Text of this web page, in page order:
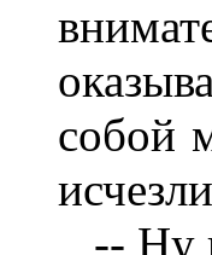
собой
-- Ну